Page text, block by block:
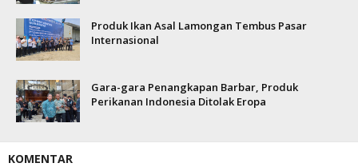
Produk Ikan Asal Lamongan Tembus Pasar
Internasional
Gara-gara Penangkapan Barbar, Produk
Perikanan Indonesia Ditolak Eropa
KOMENTAR